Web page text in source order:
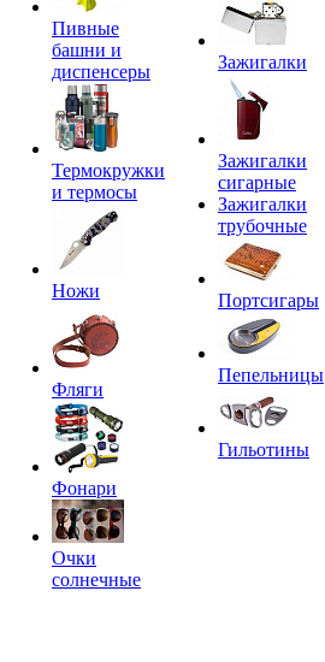
Пивные
башни и
диспенсеры
Термокружки
и термосы
Ножи
Фляги
Фонари
Очки
солнечные
Зажигалки
Зажигалки
сигарные
Зажигалки
трубочные
Портсигары
Пепельницы
Гильотины